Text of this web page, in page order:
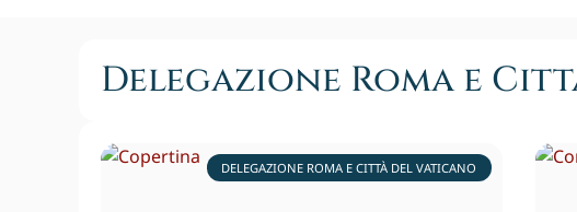
Delegazione Roma e
DELEGAZIONE ROMA E CITTÀ DEL VATICANO